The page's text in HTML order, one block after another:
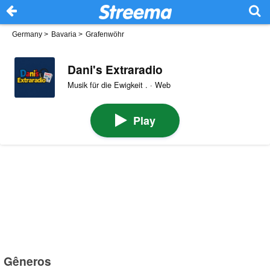
Germany > Bavaria > Grafenwöhr
Dani's Extraradio
Musik für die Ewigkeit . · Web
Play
Gêneros